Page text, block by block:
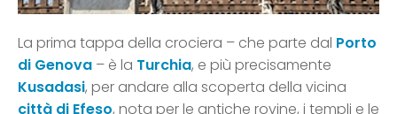
La prima tappa della crociera – che parte dal Porto
di Genova – è la Turchia, e più precisamente
Kusadasi, per andare alla scoperta della vicina
città di Efeso, nota per le antiche rovine, i templi e le